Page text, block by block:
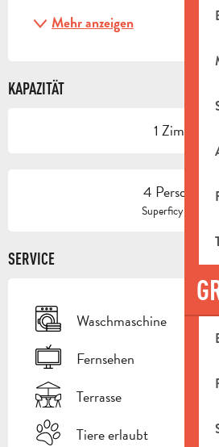
Mehr anzeigen
KAPAZITÄT
1 Zimmer
4 Person(en)
Superficy : 32 m
SERVICE
Waschmaschine
Fernsehen
Terrasse
Tiere erlaubt